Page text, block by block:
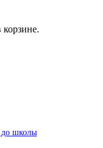
корзине.
школы